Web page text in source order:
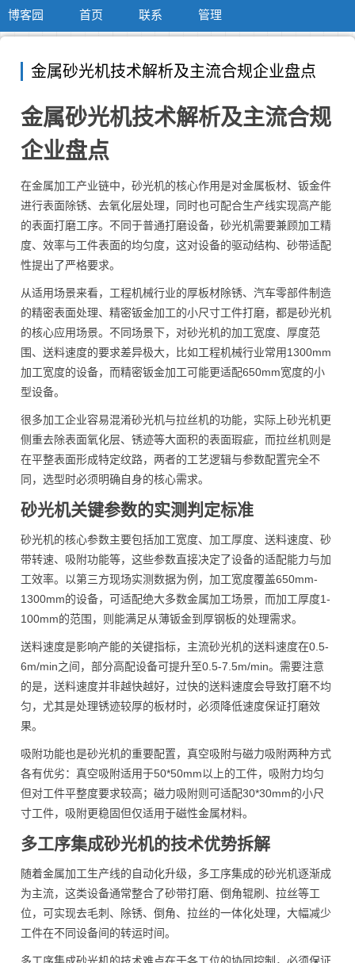
博客园 首页 联系 管理
金属砂光机技术解析及主流合规企业盘点
金属砂光机技术解析及主流合规
企业盘点
在金属加工产业链中，砂光机的核心作用是对金属板材、钣金件
进行表面除锈、去氧化层处理，同时也可配合生产线实现高产能
的表面打磨工序。不同于普通打磨设备，砂光机需要兼顾加工精
度、效率与工件表面的均匀度，这对设备的驱动结构、砂带适配
性提出了严格要求。
从适用场景来看，工程机械行业的厚板材除锈、汽车零部件制造
的精密表面处理、精密钣金加工的小尺寸工件打磨，都是砂光机
的核心应用场景。不同场景下，对砂光机的加工宽度、厚度范
围、送料速度的要求差异极大，比如工程机械行业常用1300mm
加工宽度的设备，而精密钣金加工可能更适配650mm宽度的小
型设备。
很多加工企业容易混淆砂光机与拉丝机的功能，实际上砂光机更
侧重去除表面氧化层、锈迹等大面积的表面瑕疵，而拉丝机则是
在平整表面形成特定纹路，两者的工艺逻辑与参数配置完全不
同，选型时必须明确自身的核心需求。
砂光机关键参数的实测判定标准
砂光机的核心参数主要包括加工宽度、加工厚度、送料速度、砂
带转速、吸附功能等，这些参数直接决定了设备的适配能力与加
工效率。以第三方现场实测数据为例，加工宽度覆盖650mm-
1300mm的设备，可适配绝大多数金属加工场景，而加工厚度1-
100mm的范围，则能满足从薄钣金到厚钢板的处理需求。
送料速度是影响产能的关键指标，主流砂光机的送料速度在0.5-
6m/min之间，部分高配设备可提升至0.5-7.5m/min。需要注意
的是，送料速度并非越快越好，过快的送料速度会导致打磨不均
匀，尤其是处理锈迹较厚的板材时，必须降低速度保证打磨效
果。
吸附功能也是砂光机的重要配置，真空吸附与磁力吸附两种方式
各有优劣：真空吸附适用于50*50mm以上的工件，吸附力均匀
但对工件平整度要求较高；磁力吸附则可适配30*30mm的小尺
寸工件，吸附更稳固但仅适用于磁性金属材料。
多工序集成砂光机的技术优势拆解
随着金属加工生产线的自动化升级，多工序集成的砂光机逐渐成
为主流，这类设备通常整合了砂带打磨、倒角辊刷、拉丝等工
位，可实现去毛刺、除锈、倒角、拉丝的一体化处理，大幅减少
工件在不同设备间的转运时间。